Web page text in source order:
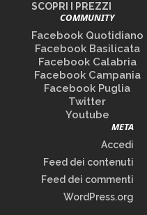
SCOPRI I PREZZI
COMMUNITY
Facebook Quotidiano
Facebook Basilicata
Facebook Calabria
Facebook Campania
Facebook Puglia
Twitter
Youtube
META
Accedi
Feed dei contenuti
Feed dei commenti
WordPress.org